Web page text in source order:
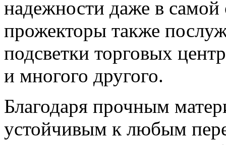
надежности даже в самой
прожекторы также
подсветки торговых
и многого другого.
Благодаря прочным
устойчивым к любым